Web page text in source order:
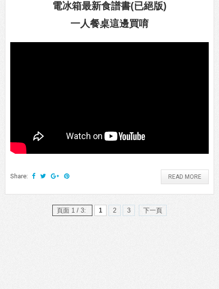
電冰箱最新食譜書(已絕版)
一人餐桌這邊買唷
Share: READ MORE
頁面 1 / 3: 1 2 3 下一頁